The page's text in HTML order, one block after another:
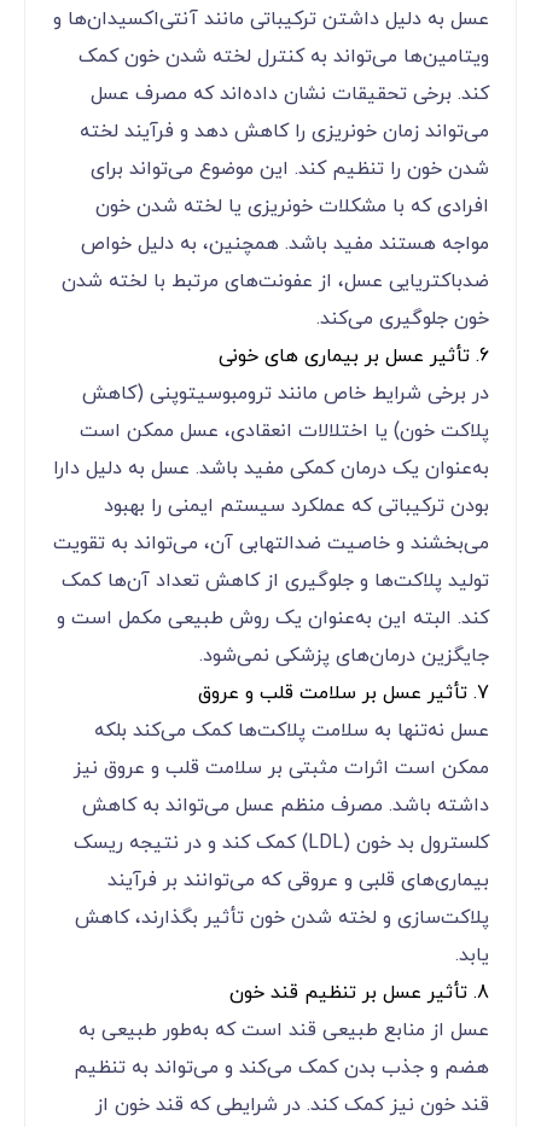
عسل به دلیل داشتن ترکیباتی مانند آنتی‌اکسیدان‌ها و
ویتامین‌ها می‌تواند به کنترل لخته شدن خون کمک
کند. برخی تحقیقات نشان داده‌اند که مصرف عسل
می‌تواند زمان خونریزی را کاهش دهد و فرآیند لخته
شدن خون را تنظیم کند. این موضوع می‌تواند برای
افرادی که با مشکلات خونریزی یا لخته شدن خون
مواجه هستند مفید باشد. همچنین، به دلیل خواص
ضدباکتریایی عسل، از عفونت‌های مرتبط با لخته شدن
خون جلوگیری می‌کند.
6. تأثیر عسل بر بیماری های خونی
در برخی شرایط خاص مانند ترومبوسیتوپنی (کاهش
پلاکت خون) یا اختلالات انعقادی، عسل ممکن است
به‌عنوان یک درمان کمکی مفید باشد. عسل به دلیل دارا
بودن ترکیباتی که عملکرد سیستم ایمنی را بهبود
می‌بخشند و خاصیت ضدالتهابی آن، می‌تواند به تقویت
تولید پلاکت‌ها و جلوگیری از کاهش تعداد آن‌ها کمک
کند. البته این به‌عنوان یک روش طبیعی مکمل است و
جایگزین درمان‌های پزشکی نمی‌شود.
7. تأثیر عسل بر سلامت قلب و عروق
عسل نه‌تنها به سلامت پلاکت‌ها کمک می‌کند بلکه
ممکن است اثرات مثبتی بر سلامت قلب و عروق نیز
داشته باشد. مصرف منظم عسل می‌تواند به کاهش
کلسترول بد خون (LDL) کمک کند و در نتیجه ریسک
بیماری‌های قلبی و عروقی که می‌توانند بر فرآیند
پلاکت‌سازی و لخته شدن خون تأثیر بگذارند، کاهش
یابد.
8. تأثیر عسل بر تنظیم قند خون
عسل از منابع طبیعی قند است که به‌طور طبیعی به
هضم و جذب بدن کمک می‌کند و می‌تواند به تنظیم
قند خون نیز کمک کند. در شرایطی که قند خون از